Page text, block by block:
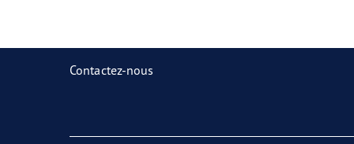
Contactez-nous